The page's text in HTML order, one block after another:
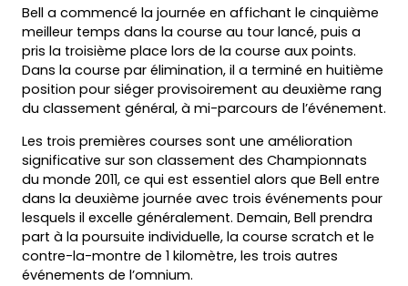
Bell a commencé la journée en affichant le cinquième
meilleur temps dans la course au tour lancé, puis a
pris la troisième place lors de la course aux points.
Dans la course par élimination, il a terminé en huitième
position pour siéger provisoirement au deuxième rang
du classement général, à mi-parcours de l’événement.
Les trois premières courses sont une amélioration
significative sur son classement des Championnats
du monde 2011, ce qui est essentiel alors que Bell entre
dans la deuxième journée avec trois événements pour
lesquels il excelle généralement. Demain, Bell prendra
part à la poursuite individuelle, la course scratch et le
contre-la-montre de 1 kilomètre, les trois autres
événements de l’omnium.